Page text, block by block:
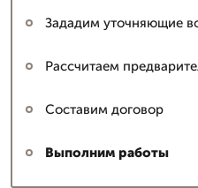
Зададим уточняющие
Рассчитаем
Составим договор
Выполним работы